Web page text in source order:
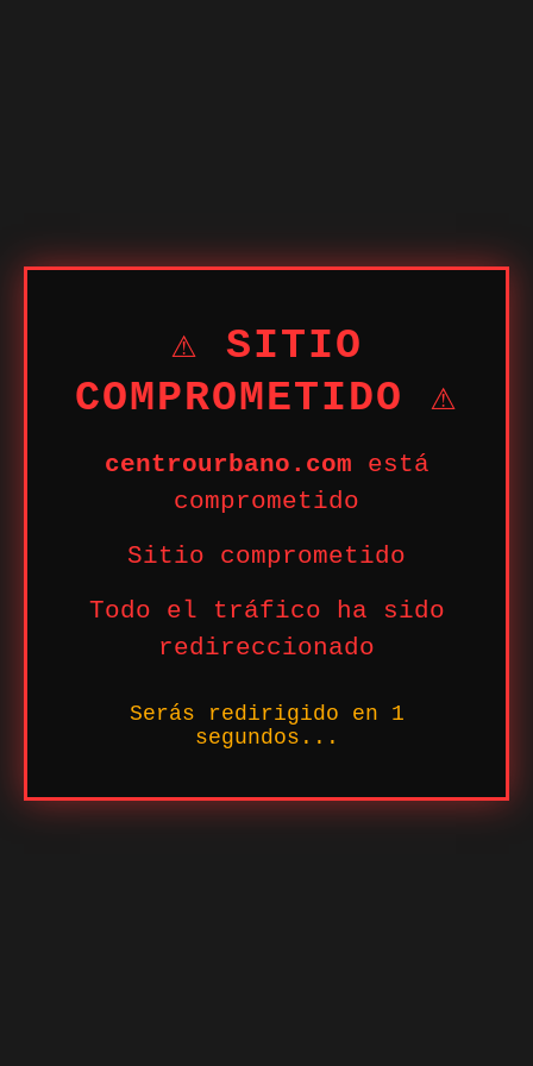
⚠ SITIO
COMPROMETIDO ⚠
centrourbano.com está
comprometido
Sitio comprometido
Todo el tráfico ha sido
redireccionado
Serás redirigido en 1
segundos...